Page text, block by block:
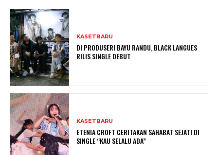
KASETBARU
DI PRODUSERI BAYU RANDU, BLACK LANGUES
RILIS SINGLE DEBUT
KASETBARU
ETENIA CROFT CERITAKAN SAHABAT SEJATI DI
SINGLE “KAU SELALU ADA”